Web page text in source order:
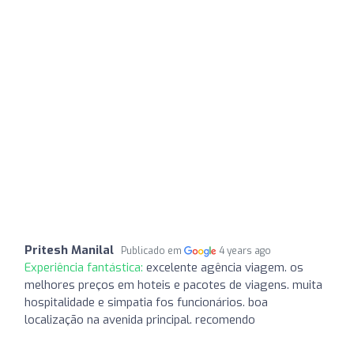
Pritesh Manilal Publicado em 4 years ago
Experiência fantástica: excelente agência viagem. os
melhores preços em hoteis e pacotes de viagens. muita
hospitalidade e simpatia fos funcionários. boa
localização na avenida principal. recomendo